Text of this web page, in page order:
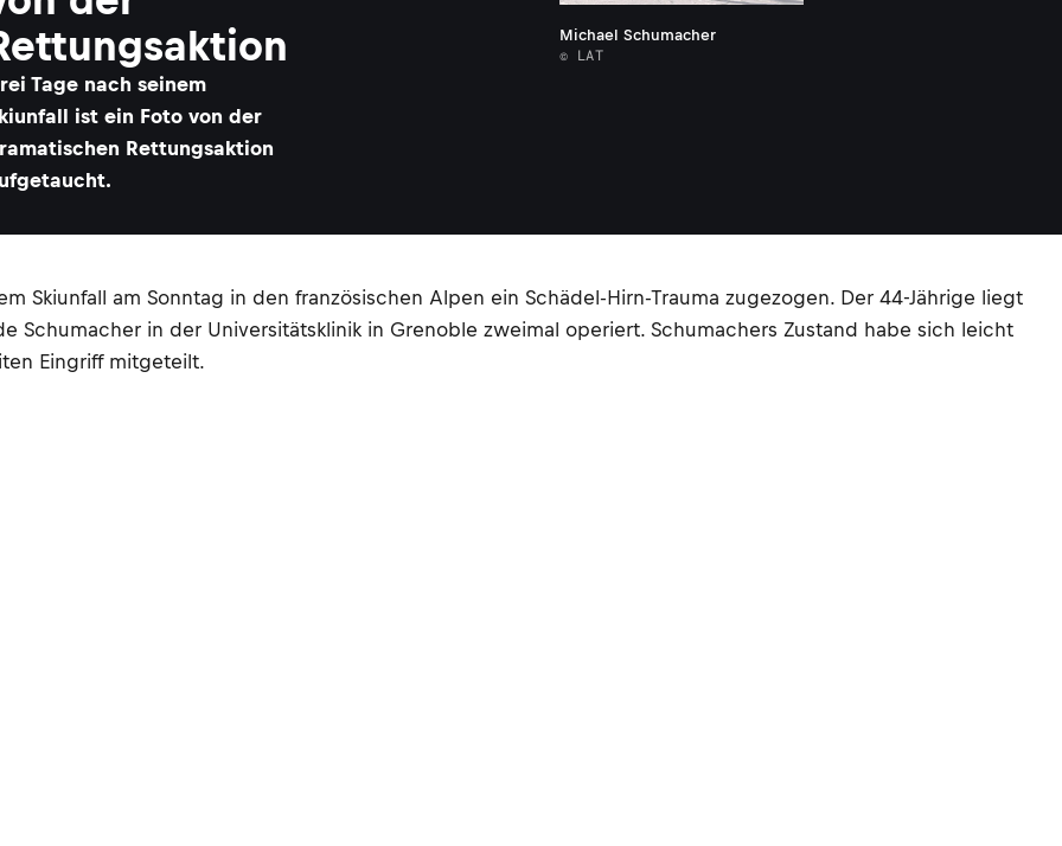
Tage nach seinem
ist ein Foto von der
Rettungsaktion
Michael Schumacher
© LAT
Skiunfall am Sonntag in den französischen Alpen ein Schädel-Hirn-Trauma zugezogen. Der 44-Jährige liegt
Schumacher in der Universitätsklinik in Grenoble zweimal operiert. Schumachers Zustand habe sich leicht
Eingriff mitgeteilt.